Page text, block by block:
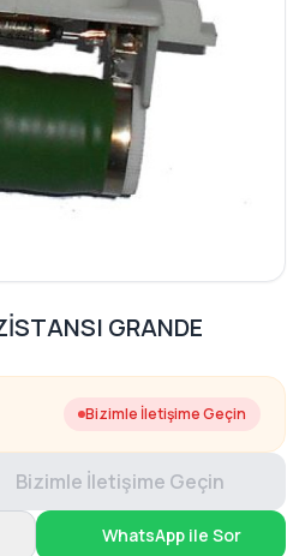
GRANDE
Bizimle İletişime Geçin
Bizimle İletişime Geçin
WhatsApp ile Sor